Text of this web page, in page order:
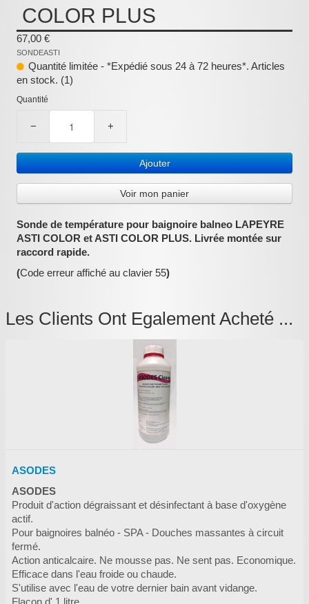
COLOR PLUS
67,00 €
SONDEASTI
Quantité limitée - *Expédié sous 24 à 72 heures*. Articles
en stock. (1)
Quantité
− +
Ajouter
Voir mon panier
Sonde de température pour baignoire balneo LAPEYRE
ASTI COLOR et ASTI COLOR PLUS. Livrée montée sur
raccord rapide.
(Code erreur affiché au clavier 55)
Les Clients Ont Egalement Acheté ...
ASODES
ASODES
Produit d'action dégraissant et désinfectant à base d'oxygène
actif.
Pour baignoires balnéo - SPA - Douches massantes à circuit
fermé.
Action anticalcaire. Ne mousse pas. Ne sent pas. Economique.
Efficace dans l'eau froide ou chaude.
S'utilise avec l'eau de votre dernier bain avant vidange.
Flacon d' 1 litre.